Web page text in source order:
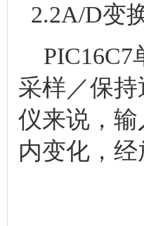
2.2A/D变
PIC16C7
采样／保
仪来说，
内变化，